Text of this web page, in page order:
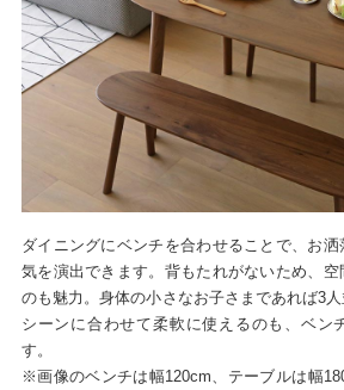
ダイニングにベンチを合わせることで、お
気を演出できます。背もたれがないため、
のも魅力。身体の小さなお子さまであれば3
シーンに合わせて柔軟に使えるのも、ベン
す。
※画像のベンチは幅120cm、テーブルは幅